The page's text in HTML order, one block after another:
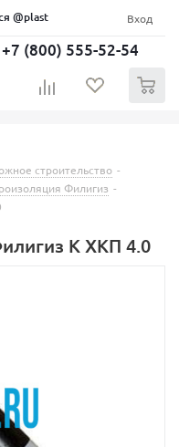
@plast Вход
+7 (800) 555-52-54
строительство -
Филигиз -
К ХКП 4.0